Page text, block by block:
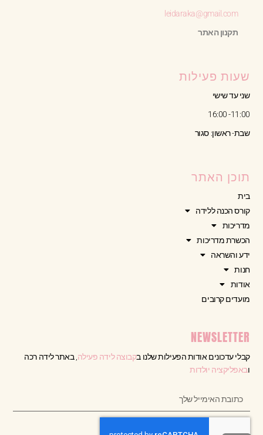
leidaraka@gmail.com
תקנון האתר
שעות פעילות
שני עד שישי
11:00- 16:00
שבת- ראשון: סגור
תוכן האתר
בית
קורס הכנה ללידה
מדריכות
הכשרת מדריכות
ידע והשראה
חנות
אודות
מועדים קרובים
NEWSLETTER
קבלי עדכונים אודות הפעילות שלנו בקבוצה לידה פעילה , באתר לידה רכה
ובאפליקציה יולדות